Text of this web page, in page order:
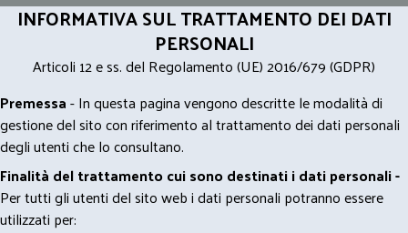
INFORMATIVA SUL TRATTAMENTO DEI DATI
PERSONALI
Articoli 12 e ss. del Regolamento (UE) 2016/679 (GDPR)
Premessa- In questa pagina vengono descritte le modalità di
gestione del sito con riferimento al trattamento dei dati personali
degli utenti che lo consultano.
Finalità del trattamento cui sono destinati i dati personali -
Per tutti gli utenti del sito web i dati personali potranno essere
utilizzati per: